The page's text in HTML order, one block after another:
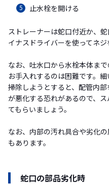
止水栓を開ける
ストレーナーは蛇口付近か、
イナスドライバーを使ってネジ
なお、吐水口から水栓本体ま
お手入れするのは困難です。
掃除しようとすると、配管内
が悪化する恐れがあるので、
てもらいましょう。
なお、内部の汚れ具合や劣化
もあります。
蛇口の部品劣化時